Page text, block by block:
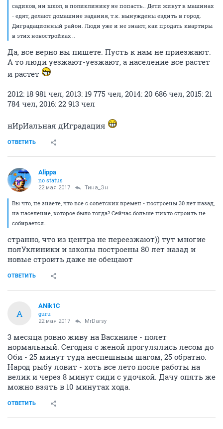
садиков, ни школ, в поликлинику не попасть.. Дети живут в машинах
- едят, делают домашние задания, т.к. вынуждены ездить в город.
Диградационный район. Люди уже и не знают, как продать квартиры
в этих новостройках ..
Да, все верно вы пишете. Пусть к нам не приезжают.
А то люди уезжают-уезжают, а население все растет
и растет
2012: 18 981 чел, 2013: 19 775 чел, 2014: 20 686 чел, 2015: 21
784 чел, 2016: 22 913 чел
нИрИальная дИградация
ОТВЕТИТЬ
Alippa
no status
22 мая 2017 Тина_Эн
Вы что, не знаете, что все с советских времен - построены 30 лет назад,
на население, которое было тогда? Сейчас больше никто строить не
собирается..
странно, что из центра не переезжают)) тут многие
полУклиники и школы построены 80 лет назад и
новые строить даже не обещают
ОТВЕТИТЬ
A
ANik1C
guru
22 мая 2017 MrDarsy
3 месяца ровно живу на Васхниле - полет
нормальный. Сегодня с женой прогулялись лесом до
Оби - 25 минут туда неспешным шагом, 25 обратно.
Народ рыбу ловит - хоть все лето после работы на
велик и через 8 минут сиди с удочкой. Дачу опять же
можно взять в 10 минутах хода.
ОТВЕТИТЬ